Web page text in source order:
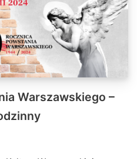
Warszawskiego –